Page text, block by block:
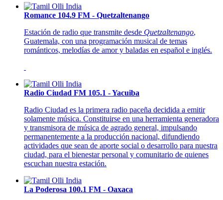
Romance 104.9 FM - Quetzaltenango
Estación de radio que transmite desde Quetzaltenango,
Guatemala, con una programación musical de temas
románticos, melodías de amor y baladas en español e inglés.
Radio Ciudad FM 105.1 - Yacuiba
Radio Ciudad es la primera radio paceña decidida a emitir
solamente música. Constituirse en una herramienta generadora
y transmisora de música de agrado general, impulsando
permanentemente a la producción nacional, difundiendo
actividades que sean de aporte social o desarrollo para nuestra
ciudad, para el bienestar personal y comunitario de quienes
escuchan nuestra estación.
La Poderosa 100.1 FM - Oaxaca